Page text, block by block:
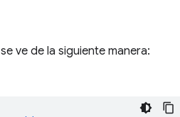
se ve de la siguiente manera: